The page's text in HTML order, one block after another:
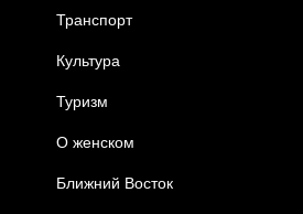
Транспорт
Культура
Туризм
О женском
Ближний Восток